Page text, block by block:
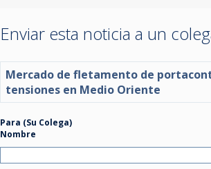
Enviar esta noticia a un
Mercado de fletamento de
tensiones en Medio Oriente
Para (Su Colega)
Nombre